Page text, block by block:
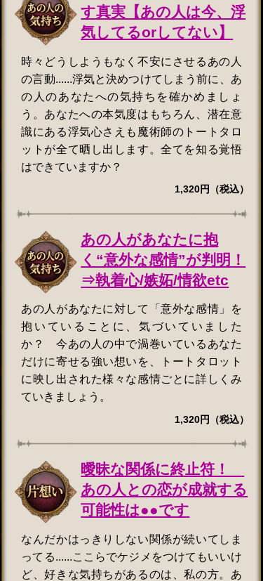
す真実【あの人は今、浮
気してるorしてない】
時々どうしようもなく不安にさせるあの人
の言動......浮気と決めつけてしまう前に、あ
の人のあなたへの気持ちを確かめましょ
う。あなたへの本気度はもちろん、潜在意
識にある浮気心さえも魔術師のトートタロ
ットが全て晒し出します。全てを知る覚悟
はできていますか？
1,320円（税込）
あの人があなたに抱
く“意外な感情”が判明！
⇒執着心/嫉妬/情欲etc
あの人があなたに対して「意外な感情」を
抱いていることに、気づいていました
か？ 今あの人の中で渦巻いているあなた
だけに寄せる強い想いを、トートタロット
に映し出された様々な感情ごとに詳しくみ
ていきましょう。
1,320円（税込）
曖昧な関係に終止符！
あの人との恋が成就する
可能性は●●です
なんだかはっきりしない関係が続いてしま
ってる......ここらでケジメをつけてもいいけ
ど、好きな気持ちがあるのは、私の方。あ